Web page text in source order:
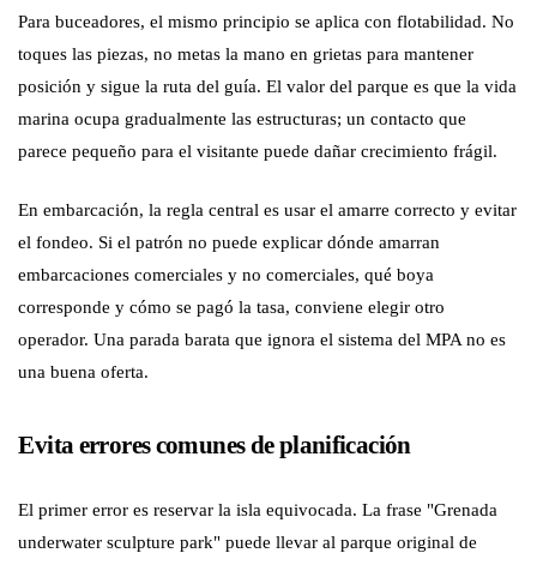
Para buceadores, el mismo principio se aplica con flotabilidad. No
toques las piezas, no metas la mano en grietas para mantener
posición y sigue la ruta del guía. El valor del parque es que la vida
marina ocupa gradualmente las estructuras; un contacto que
parece pequeño para el visitante puede dañar crecimiento frágil.
En embarcación, la regla central es usar el amarre correcto y evitar
el fondeo. Si el patrón no puede explicar dónde amarran
embarcaciones comerciales y no comerciales, qué boya
corresponde y cómo se pagó la tasa, conviene elegir otro
operador. Una parada barata que ignora el sistema del MPA no es
una buena oferta.
Evita errores comunes de planificación
El primer error es reservar la isla equivocada. La frase "Grenada
underwater sculpture park" puede llevar al parque original de